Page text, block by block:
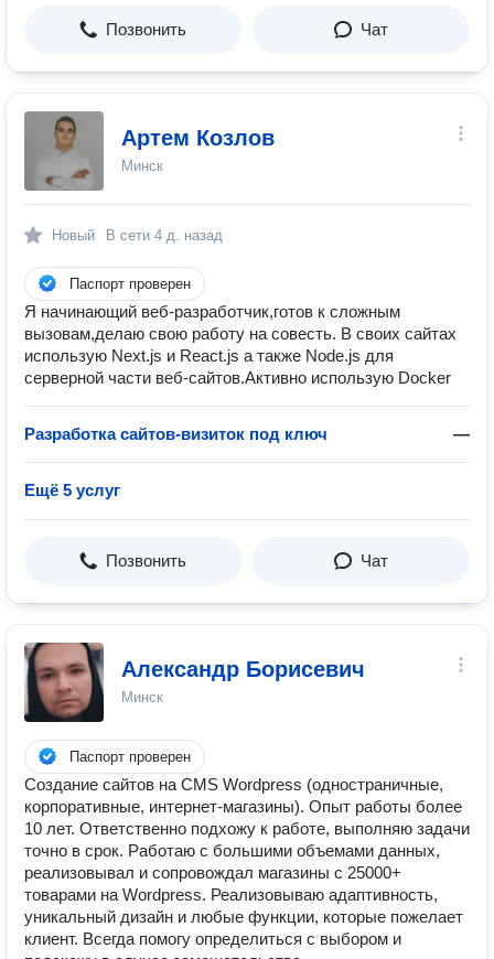
Позвонить Чат
Артем Козлов
Минск
Новый В сети 4 д. назад
Паспорт проверен
Я начинающий веб-разработчик,готов к сложным
вызовам,делаю свою работу на совесть. В своих сайтах
использую Next.js и React.js а также Node.js для
серверной части веб-сайтов.Активно использую Docker
Разработка сайтов-визиток под ключ —
Ещё 5 услуг
Позвонить Чат
Александр Борисевич
Минск
Паспорт проверен
Создание сайтов на CMS Wordpress (одностраничные,
корпоративные, интернет-магазины). Опыт работы более
10 лет. Ответственно подхожу к работе, выполняю задачи
точно в срок. Работаю с большими объемами данных,
реализовывал и сопровождал магазины с 25000+
товарами на Wordpress. Реализовываю адаптивность,
уникальный дизайн и любые функции, которые пожелает
клиент. Всегда помогу определиться с выбором и